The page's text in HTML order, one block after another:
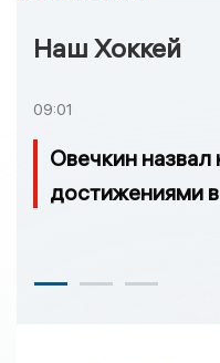
Наш Хоккей
09:01
Овечкин
достижениями